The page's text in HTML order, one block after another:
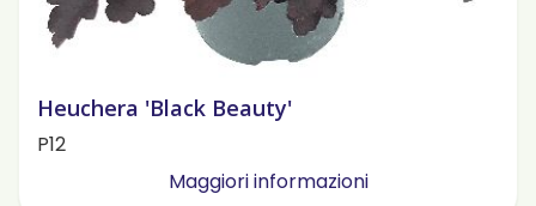
Heuchera 'Black Beauty'
P12
Maggiori informazioni